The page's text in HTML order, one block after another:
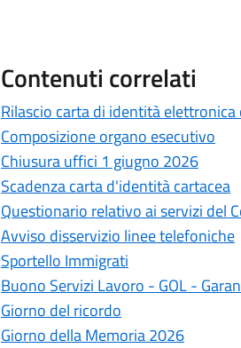
Contenuti correlati
Rilascio carta di identità
Composizione organo esecutivo
Chiusura uffici 1 giugno 2026
Scadenza carta d'identità cartacea
Questionario relativo ai servizi del
Avviso disservizio linee telefoniche
Sportello Immigrati
Buono Servizi Lavoro - GOL -
Giorno del ricordo
Giorno della Memoria 2026